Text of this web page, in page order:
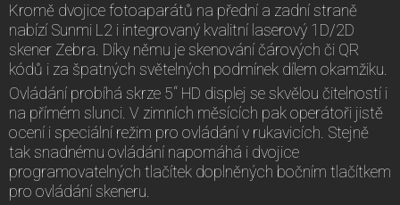
Kromě dvojice fotoaparátů na přední a zadní straně
nabízí Sunmi L2 i integrovaný kvalitní laserový 1D/2D
skener Zebra. Díky němu je skenování čárových či QR
kódů i za špatných světelných podmínek dílem okamžiku.
Ovládání probíhá skrze 5“ HD displej se skvělou čitelností i
na přímém slunci. V zimních měsících pak operátoři jistě
ocení i speciální režim pro ovládání v rukavicích. Stejně
tak snadnému ovládání napomáhá i dvojice
programovatelných tlačítek doplněných bočním tlačítkem
pro ovládání skeneru.